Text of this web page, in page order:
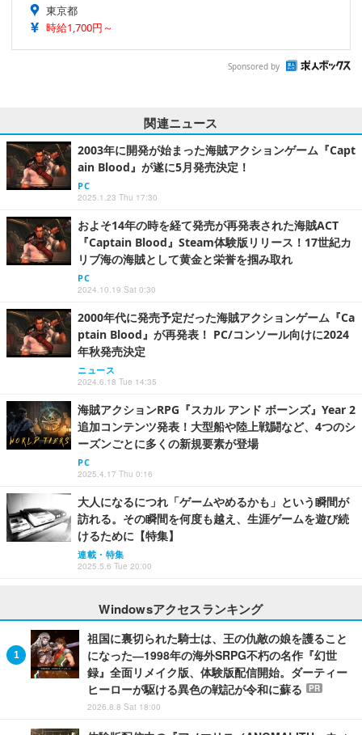
東京都
時給1,700円～
Sponsored by
関連ニュース
2003年に開発が始まった海賊アクションゲーム『Capt
ain Blood』が遂に5月発売決定！
PC
2025.1.23 Thu 17:30
およそ14年の時を経て発売が再発表された海賊ACT
『Captain Blood』Steam体験版リリース！17世紀カ
リブ海の海賊として黄金と栄誉を掴み取れ
PC
2024.10.19 Sat 0:30
2000年代に発売予定だった海賊アクションゲーム『Ca
ptain Blood』が再発表！ PC/コンソール向けに2024
年秋発売決定
ニュース
2024.6.18 Tue 14:35
海賊アクションRPG『スカル アンド ボーンズ』Year 2
追加コンテンツ発表！大型船や陸上戦闘など、4つのシ
ーズンごとに多くの新規要素が登場
PC
2025.4.17 Thu 0:16
大人になるにつれ「ゲームやめるかも」という瞬間が
訪れる。その瞬間を何度も越え、生涯ゲームを遊び続
けるために【特集】
連載・特集
2025.5.6 Tue 20:00
Windowsアクセスランキング
祖国に裏切られた騎士は、王の仇敵の娘を護ること
になった―1998年の海外SRPG不朽の名作『幻世
録』全面リメイク版、体験版配信開始。ダーティー
ヒーローが駆ける異色の戦記が令和に蘇る
PR
2026.8.8 Sat 18:00